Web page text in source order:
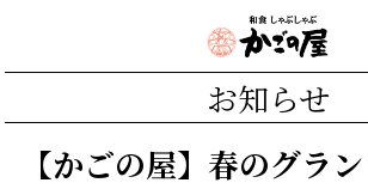
お知らせ
【かごの屋】春のグラ